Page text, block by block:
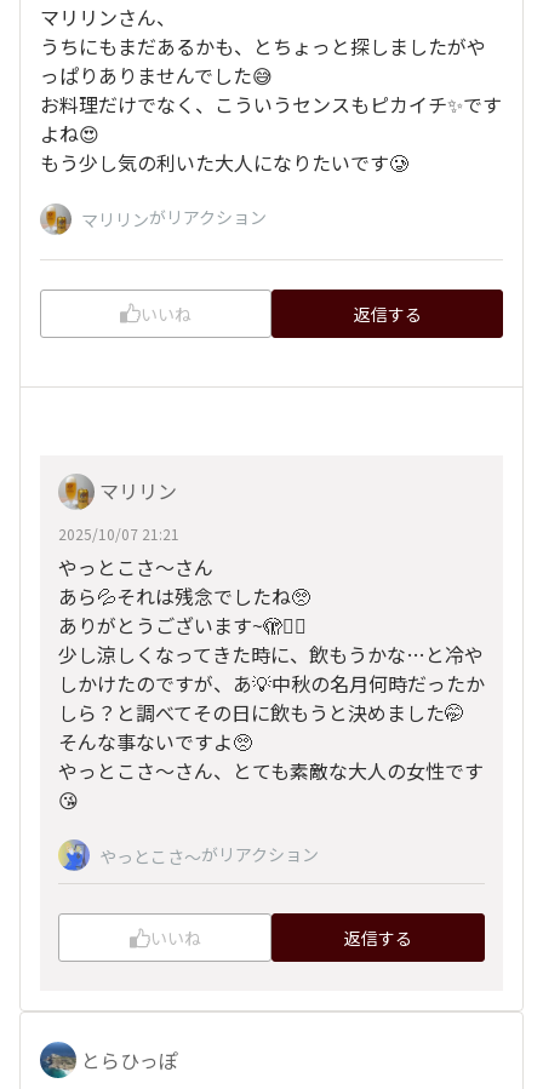
マリリンさん、
うちにもまだあるかも、とちょっと探しましたがや
っぱりありませんでした😅
お料理だけでなく、こういうセンスもピカイチ✨です
よね😍
もう少し気の利いた大人になりたいです🥲
マリリンがリアクション
いいね 返信する
マリリン
2025/10/07 21:21
やっとこさ～さん
あら💦それは残念でしたね🥺
ありがとうございます~🫣😶‍🌫️
少し涼しくなってきた時に、飲もうかな…と冷や
しかけたのですが、あ💡中秋の名月何時だったか
しら？と調べてその日に飲もうと決めました🤭
そんな事ないですよ🥺
やっとこさ～さん、とても素敵な大人の女性です
😘
やっとこさ～がリアクション
いいね 返信する
とらひっぽ